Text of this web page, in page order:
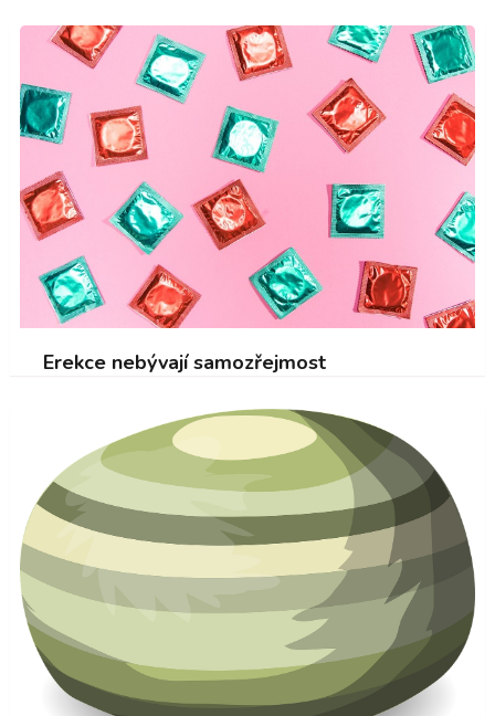
Erekce nebývají samozřejmost